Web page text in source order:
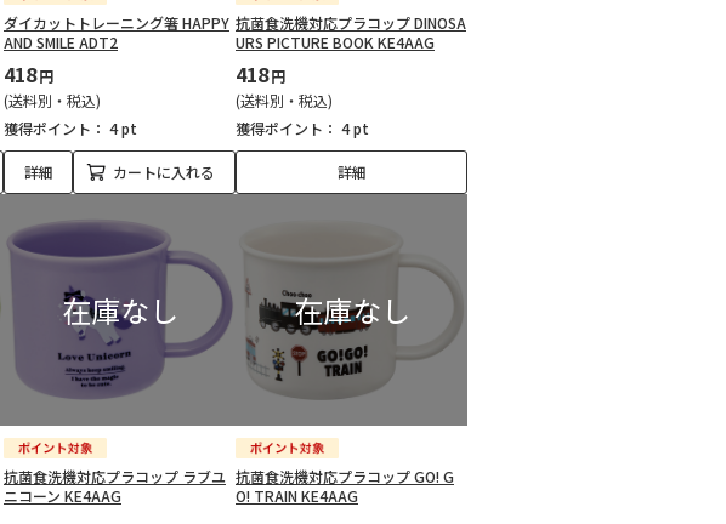
ダイカットトレーニング箸 HAPPY
AND SMILE ADT2
418円
(送料別・税込)
獲得ポイント： 4 pt
詳細 カートに入れる
抗菌食洗機対応プラコップ DINOSA
URS PICTURE BOOK KE4AAG
418円
(送料別・税込)
獲得ポイント： 4 pt
詳細
抗菌食洗機対応プラコップ ラブユ
ニコーン KE4AAG
抗菌食洗機対応プラコップ GO! G
O! TRAIN KE4AAG